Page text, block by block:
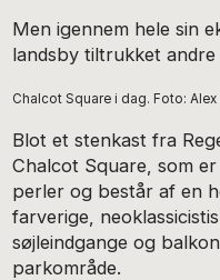
Men igennem hele sin
landsby tiltrukket
Chalcot Square i dag. Foto:
Blot et stenkast fra
Chalcot Square, som
perler og består af en
farverige,
søjleindgange og
parkområde.